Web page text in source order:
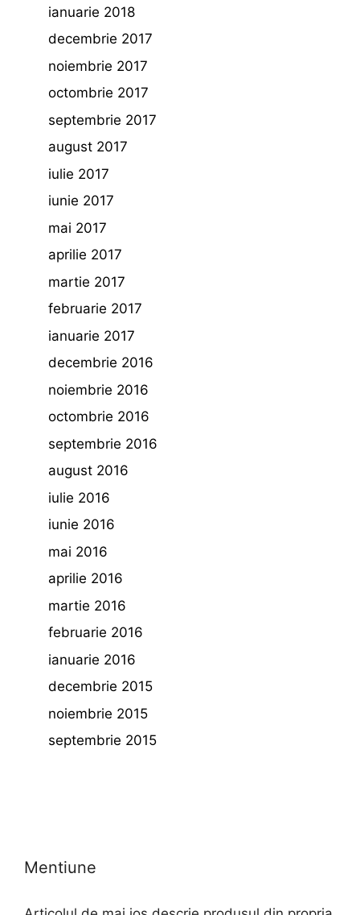
ianuarie 2018
decembrie 2017
noiembrie 2017
octombrie 2017
septembrie 2017
august 2017
iulie 2017
iunie 2017
mai 2017
aprilie 2017
martie 2017
februarie 2017
ianuarie 2017
decembrie 2016
noiembrie 2016
octombrie 2016
septembrie 2016
august 2016
iulie 2016
iunie 2016
mai 2016
aprilie 2016
martie 2016
februarie 2016
ianuarie 2016
decembrie 2015
noiembrie 2015
septembrie 2015
Mentiune